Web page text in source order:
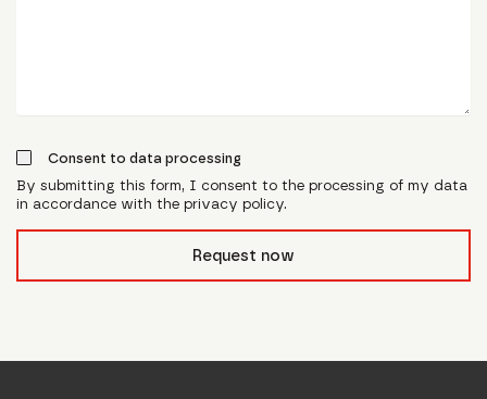
Consent to data processing
By submitting this form, I consent to the processing of my data
in accordance with the privacy policy.
Request now